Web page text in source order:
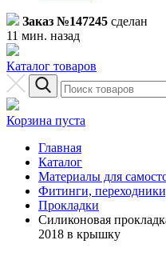
Заказ №147245 сделан
11 мин. назад
Каталог товаров
Корзина пуста
Главная
Каталог
Материалы для
Фитинги,
Прокладки
Силиконовая
2018 в крышку